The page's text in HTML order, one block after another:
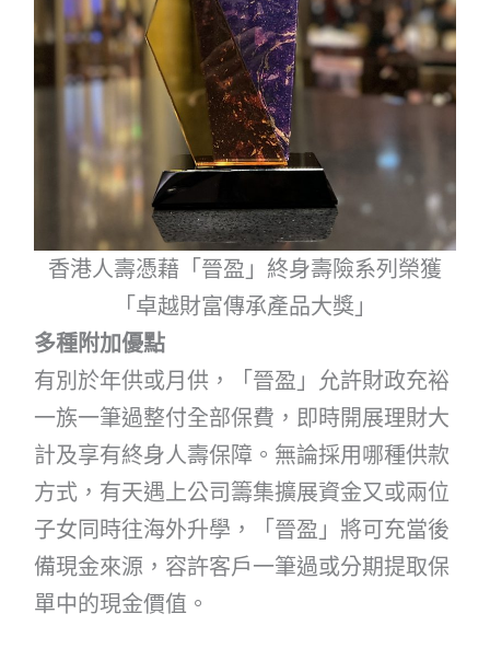
香港人壽憑藉「晉盈」終身壽險系列榮獲
「卓越財富傳承產品大獎」
多種附加優點
有別於年供或月供，「晉盈」允許財政充裕
一族一筆過整付全部保費，即時開展理財大
計及享有終身人壽保障。無論採用哪種供款
方式，有天遇上公司籌集擴展資金又或兩位
子女同時往海外升學，「晉盈」將可充當後
備現金來源，容許客戶一筆過或分期提取保
單中的現金價值。